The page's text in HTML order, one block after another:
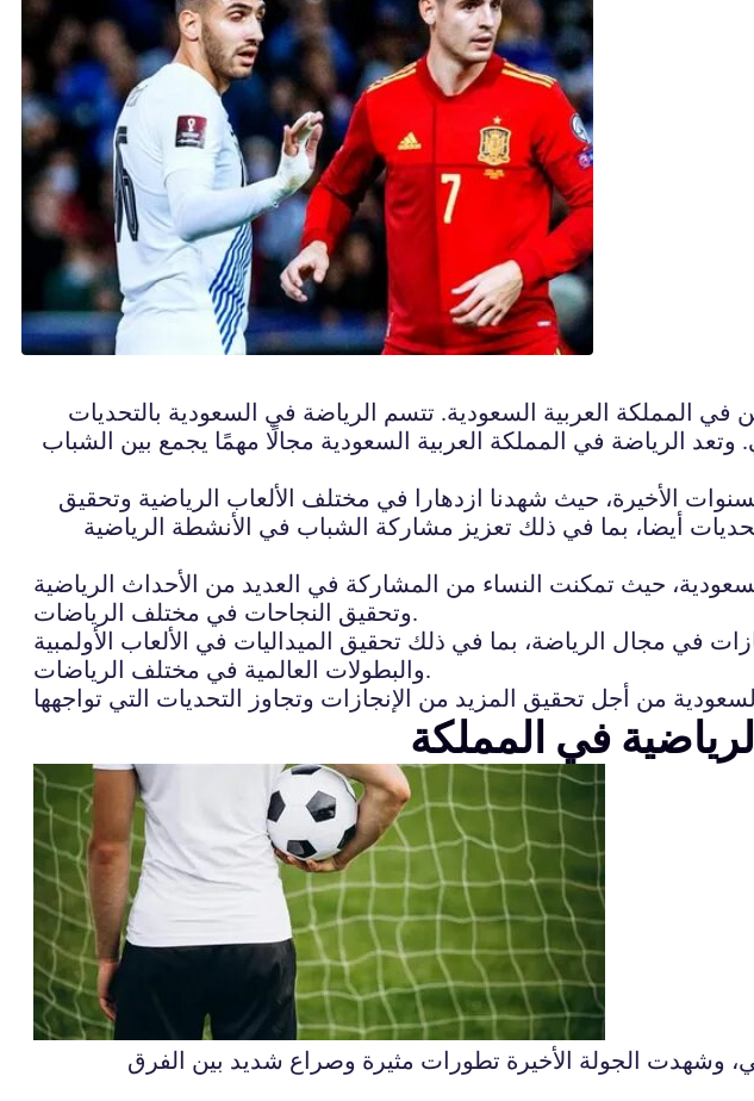
في المملكة العربية السعودية. تتسم الرياضة في السعودية بالتحديات
الرياضة في المملكة العربية السعودية مجالًا مهمًا يجمع بين الشباب
الأخيرة، حيث شهدنا ازدهارا في مختلف الألعاب الرياضية وتحقيق
أيضا، بما في ذلك تعزيز مشاركة الشباب في الأنشطة الرياضية
حيث تمكنت النساء من المشاركة في العديد من الأحداث الرياضية
وتحقيق النجاحات في مختلف الرياضات.
في مجال الرياضة، بما في ذلك تحقيق الميداليات في الألعاب الأولمبية
والبطولات العالمية في مختلف الرياضات.
في المملكة
وشهدت الجولة الأخيرة تطورات مثيرة وصراع شديد بين الفرق